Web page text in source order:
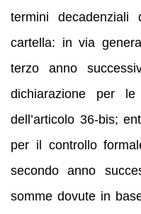
termini
cartella: in via
terzo anno
dichiarazione per
dell’articolo 36-bis;
per il controllo
secondo anno
somme dovute in